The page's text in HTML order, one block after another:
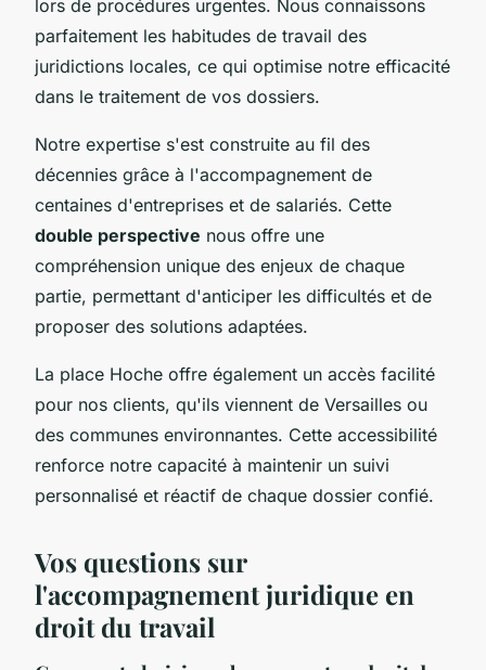
lors de procédures urgentes. Nous connaissons
parfaitement les habitudes de travail des
juridictions locales, ce qui optimise notre efficacité
dans le traitement de vos dossiers.
Notre expertise s'est construite au fil des
décennies grâce à l'accompagnement de
centaines d'entreprises et de salariés. Cette
double perspective nous offre une
compréhension unique des enjeux de chaque
partie, permettant d'anticiper les difficultés et de
proposer des solutions adaptées.
La place Hoche offre également un accès facilité
pour nos clients, qu'ils viennent de Versailles ou
des communes environnantes. Cette accessibilité
renforce notre capacité à maintenir un suivi
personnalisé et réactif de chaque dossier confié.
Vos questions sur
l'accompagnement juridique en
droit du travail